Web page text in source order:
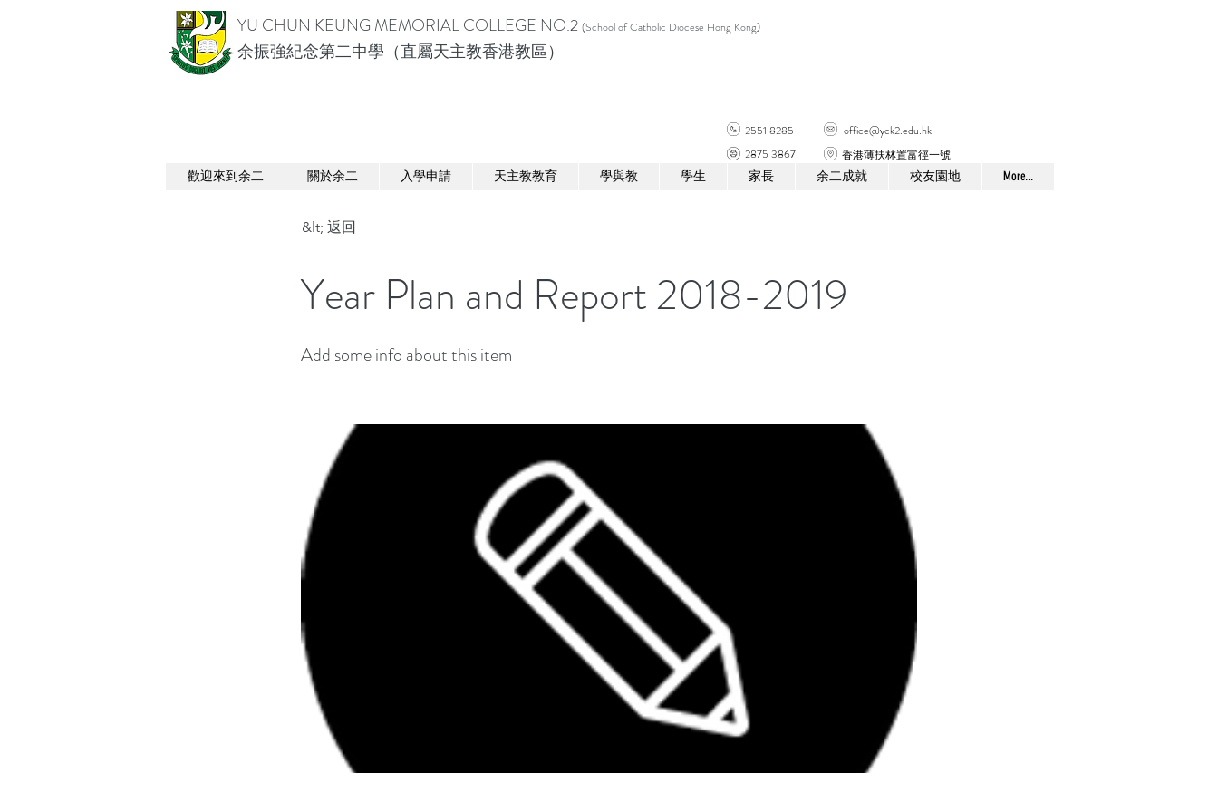
YU CHUN KEUNG MEMORIAL COLLEGE NO.2 (School of Catholic Diocese Hong Kong)
余振強紀念第二中學（直屬天主教香港教區）
2551 8285
office@yck2.edu.hk
2875 3867
香港薄扶林置富徑一號
歡迎來到余二 關於余二 入學申請 天主教教育 學與教 學生 家長 余二成就 校友園地 More...
&lt; 返回
Year Plan and Report 2018-2019
Add some info about this item